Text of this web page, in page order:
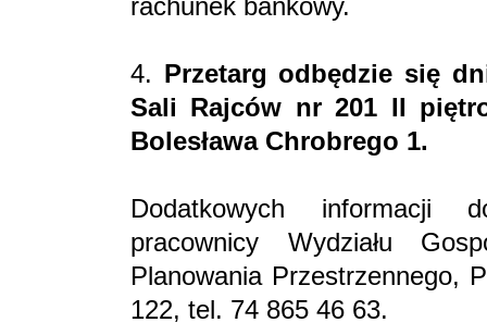
4. Przetarg odbędzie się
Sali Rajców nr 201 II
Bolesława Chrobrego 1.
Dodatkowych informacji
pracownicy Wydziału
Planowania Przestrzennego,
122, tel. 74 865 46 63.